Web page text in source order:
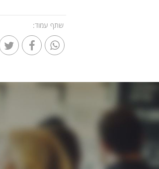
שתף עמוד: